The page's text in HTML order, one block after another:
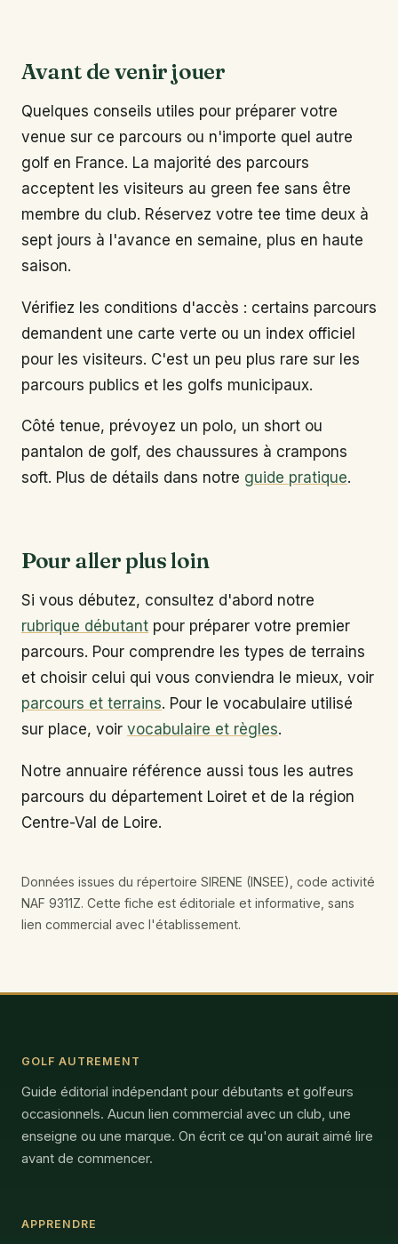
Avant de venir jouer
Quelques conseils utiles pour préparer votre
venue sur ce parcours ou n'importe quel autre
golf en France. La majorité des parcours
acceptent les visiteurs au green fee sans être
membre du club. Réservez votre tee time deux à
sept jours à l'avance en semaine, plus en haute
saison.
Vérifiez les conditions d'accès : certains parcours
demandent une carte verte ou un index officiel
pour les visiteurs. C'est un peu plus rare sur les
parcours publics et les golfs municipaux.
Côté tenue, prévoyez un polo, un short ou
pantalon de golf, des chaussures à crampons
soft. Plus de détails dans notre guide pratique.
Pour aller plus loin
Si vous débutez, consultez d'abord notre
rubrique débutant pour préparer votre premier
parcours. Pour comprendre les types de terrains
et choisir celui qui vous conviendra le mieux, voir
parcours et terrains. Pour le vocabulaire utilisé
sur place, voir vocabulaire et règles.
Notre annuaire référence aussi tous les autres
parcours du département Loiret et de la région
Centre-Val de Loire.
Données issues du répertoire SIRENE (INSEE), code activité
NAF 9311Z. Cette fiche est éditoriale et informative, sans
lien commercial avec l'établissement.
GOLF AUTREMENT
Guide éditorial indépendant pour débutants et golfeurs
occasionnels. Aucun lien commercial avec un club, une
enseigne ou une marque. On écrit ce qu'on aurait aimé lire
avant de commencer.
APPRENDRE